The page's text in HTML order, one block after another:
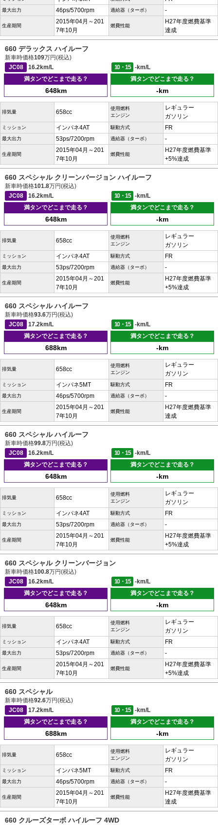
最大出力 46ps/5700rpm 過給器（ターボ） -
生産期間
2015年04月～201
7年10月
燃費性能
H27年度燃費基準
達成
660 デラックス ハイルーフ
新車時価格109万円(税込)
JC08
16.2km/L 10・15
-km/L
満タンでどこまで走る？
648km
満タンでどこまで走る？
-km
排気量 658cc
使用燃料
エンジン
レギュラー
ガソリン
ミッション インパネ4AT 駆動方式 FR
最大出力 53ps/7200rpm 過給器（ターボ） -
生産期間
2015年04月～201
7年10月
燃費性能
H27年度燃費基準
+5%達成
660 スペシャル クリーンバージョン ハイルーフ
新車時価格101.8万円(税込)
JC08
16.2km/L 10・15
-km/L
満タンでどこまで走る？
648km
満タンでどこまで走る？
-km
排気量 658cc
使用燃料
エンジン
レギュラー
ガソリン
ミッション インパネ4AT 駆動方式 FR
最大出力 53ps/7200rpm 過給器（ターボ） -
生産期間
2015年04月～201
7年10月
燃費性能
H27年度燃費基準
+5%達成
660 スペシャル ハイルーフ
新車時価格93.6万円(税込)
JC08
17.2km/L 10・15
-km/L
満タンでどこまで走る？
688km
満タンでどこまで走る？
-km
排気量 658cc
使用燃料
エンジン
レギュラー
ガソリン
ミッション インパネ5MT 駆動方式 FR
最大出力 46ps/5700rpm 過給器（ターボ） -
生産期間
2015年04月～201
7年10月
燃費性能
H27年度燃費基準
達成
660 スペシャル ハイルーフ
新車時価格99.8万円(税込)
JC08
16.2km/L 10・15
-km/L
満タンでどこまで走る？
648km
満タンでどこまで走る？
-km
排気量 658cc
使用燃料
エンジン
レギュラー
ガソリン
ミッション インパネ4AT 駆動方式 FR
最大出力 53ps/7200rpm 過給器（ターボ） -
生産期間
2015年04月～201
7年10月
燃費性能
H27年度燃費基準
+5%達成
660 スペシャル クリーンバージョン
新車時価格100.8万円(税込)
JC08
16.2km/L 10・15
-km/L
満タンでどこまで走る？
648km
満タンでどこまで走る？
-km
排気量 658cc
使用燃料
エンジン
レギュラー
ガソリン
ミッション インパネ4AT 駆動方式 FR
最大出力 53ps/7200rpm 過給器（ターボ） -
生産期間
2015年04月～201
7年10月
燃費性能
H27年度燃費基準
+5%達成
660 スペシャル
新車時価格92.6万円(税込)
JC08
17.2km/L 10・15
-km/L
満タンでどこまで走る？
688km
満タンでどこまで走る？
-km
排気量 658cc
使用燃料
エンジン
レギュラー
ガソリン
ミッション インパネ5MT 駆動方式 FR
最大出力 46ps/5700rpm 過給器（ターボ） -
生産期間
2015年04月～201
7年10月
燃費性能
H27年度燃費基準
達成
660 クルーズターボ ハイルーフ 4WD